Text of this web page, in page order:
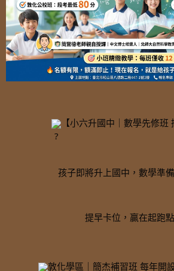
【小六升國中｜數學先修班
孩子即將升上國中，數學準
提早卡位，贏在起跑點
敦化學區｜簡杰補習班 每年開